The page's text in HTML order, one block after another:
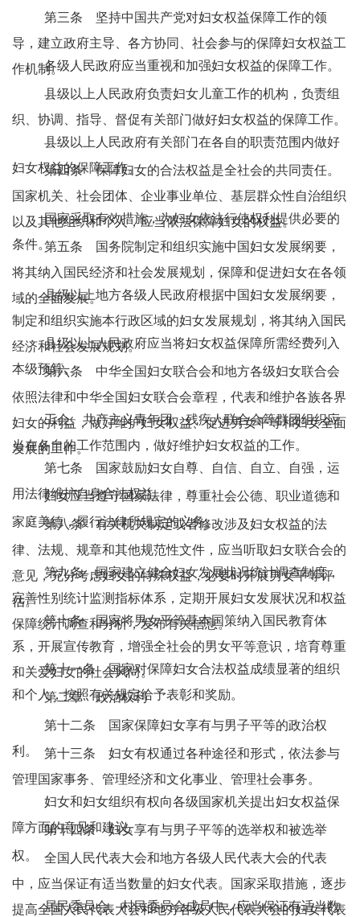
第三条 坚持中国共产党对妇女权益保障工作的领
导，建立政府主导、各方协同、社会参与的保障妇女权益工
作机制。各级人民政府应当重视和加强妇女权益的保障工作。
县级以上人民政府负责妇女儿童工作的机构，负责组
织、协调、指导、督促有关部门做好妇女权益的保障工作。
县级以上人民政府有关部门在各自的职责范围内做好
妇女权益的保障工作。
第四条 保障妇女的合法权益是全社会的共同责任。
国家机关、社会团体、企业事业单位、基层群众性自治组织
以及其他组织和个人，应当依法保障妇女的权益。
国家采取有效措施，为妇女依法行使权利提供必要的
条件。第五条 国务院制定和组织实施中国妇女发展纲要，
将其纳入国民经济和社会发展规划，保障和促进妇女在各领
域的全面发展。
县级以上地方各级人民政府根据中国妇女发展纲要，
制定和组织实施本行政区域的妇女发展规划，将其纳入国民
经济和社会发展规划。
县级以上人民政府应当将妇女权益保障所需经费列入
本级预算。第六条 中华全国妇女联合会和地方各级妇女联合会
依照法律和中华全国妇女联合会章程，代表和维护各族各界
妇女的利益，做好维护妇女权益、促进男女平等和妇女全面
发展的工作。
工会、共产主义青年团、残疾人联合会等群团组织应
当在各自的工作范围内，做好维护妇女权益的工作。
第七条 国家鼓励妇女自尊、自信、自立、自强，运
用法律维护自身合法权益。
妇女应当遵守国家法律，尊重社会公德、职业道德和
家庭美德，履行法律所规定的义务。
第八条 有关机关制定或者修改涉及妇女权益的法
律、法规、规章和其他规范性文件，应当听取妇女联合会的
意见，充分考虑妇女的特殊权益，必要时开展男女平等评
估。
第九条 国家建立健全妇女发展状况统计调查制度，
完善性别统计监测指标体系，定期开展妇女发展状况和权益
保障统计调查和分析，发布有关信息。
第十条 国家将男女平等基本国策纳入国民教育体
系，开展宣传教育，增强全社会的男女平等意识，培育尊重
和关爱妇女的社会风尚。
第十一条 国家对保障妇女合法权益成绩显著的组织
和个人，按照有关规定给予表彰和奖励。
第二章 政治权利
第十二条 国家保障妇女享有与男子平等的政治权
利。
第十三条 妇女有权通过各种途径和形式，依法参与
管理国家事务、管理经济和文化事业、管理社会事务。
妇女和妇女组织有权向各级国家机关提出妇女权益保
障方面的意见和建议。
第十四条 妇女享有与男子平等的选举权和被选举
权。
全国人民代表大会和地方各级人民代表大会的代表
中，应当保证有适当数量的妇女代表。国家采取措施，逐步
提高全国人民代表大会和地方各级人民代表大会的妇女代表
居民委员会、村民委员会成员中，应当保证有适当数